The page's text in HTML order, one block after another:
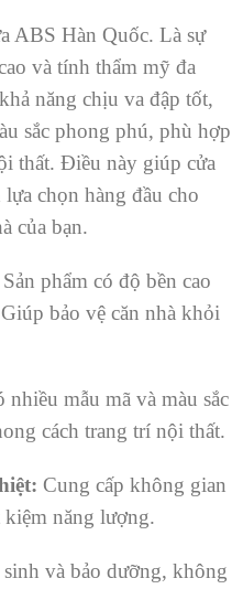
ABS Hàn Quốc. Là sự
và tính thẩm mỹ đa
năng chịu va đập tốt,
sắc phong phú, phù hợp
thất. Điều này giúp cửa
chọn hàng đầu cho
của bạn.
Sản phẩm có độ bền cao
bảo vệ căn nhà khỏi
nhiều mẫu mã và màu sắc
cách trang trí nội thất.
Cung cấp không gian
năng lượng.
sinh và bảo dưỡng, không